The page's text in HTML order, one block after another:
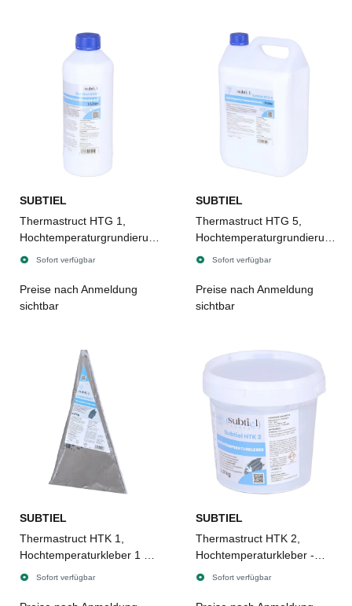
SUBTIEL
Thermastruct HTG 1,
Hochtemperaturgrundierung
- 1 LiterSofort verfügbar
Preise nach Anmeldung
sichtbar
SUBTIEL
Thermastruct HTG 5,
Hochtemperaturgrundierung
- 5 LiterSofort verfügbar
Preise nach Anmeldung
sichtbar
SUBTIEL
Thermastruct HTK 1,
Hochtemperaturkleber 1 -
1,2 kgSofort verfügbar
SUBTIEL
Thermastruct HTK 2,
Hochtemperaturkleber -
1,9 kgSofort verfügbar